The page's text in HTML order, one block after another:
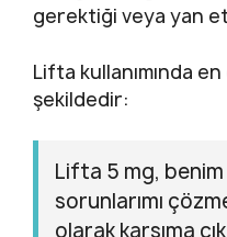
gerektiği veya yan
Lifta kullanımında
şekildedir:
Lifta 5 mg,
sorunlarımı
olarak karşıma